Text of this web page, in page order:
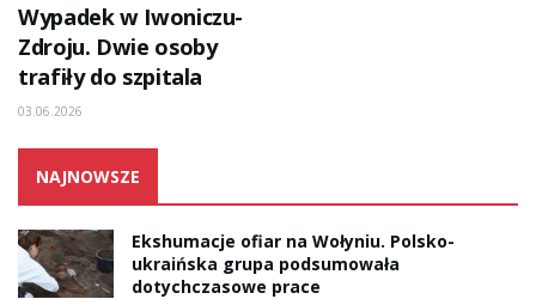
Wypadek w Iwoniczu-
Zdroju. Dwie osoby
trafiły do szpitala
03.06.2026
NAJNOWSZE
Ekshumacje ofiar na Wołyniu. Polsko-
ukraińska grupa podsumowała
dotychczasowe prace